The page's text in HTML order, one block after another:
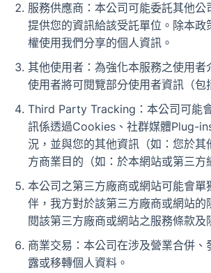
服務供應商：本公司可能委託其他
提供您的資訊給該受託單位。除本
權使用我們分享的個人資訊。
其他使用者：為強化本服務之使用
使用者將可閱覽部分使用者資訊（
Third Party Tracking：本公司可能
訊係透過Cookies、社群媒體Plug-
況，並與您的其他資訊（如：您於
方商業目的（如：於本網站或第三
本公司之第三方廠商或網站可能會
伴，我方對於該第三方廠商或網站
閱該第三方廠商或網站之服務條款及
商業交易：本公司在涉及營業合併
露或移轉個人資料。